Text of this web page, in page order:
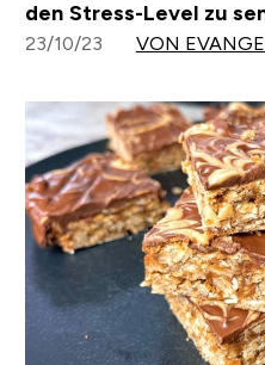
den Stress-Level zu
23/10/23 VON